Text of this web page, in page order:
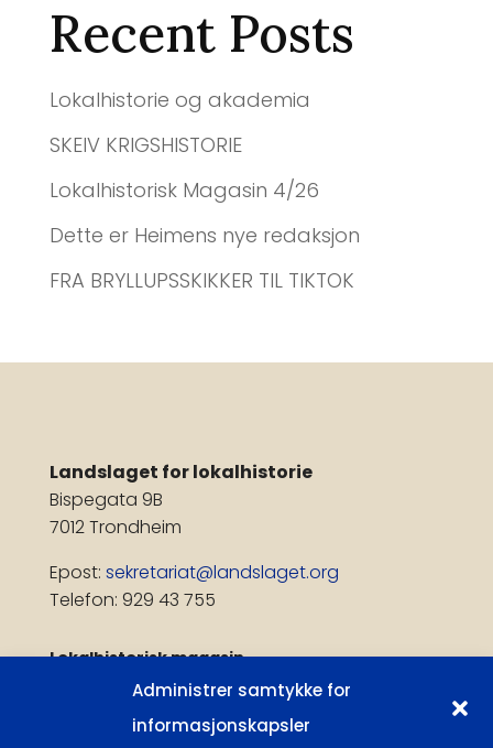
Administrer samtykke for
informasjonskapsler
Recent Posts
Lokalhistorie og akademia
SKEIV KRIGSHISTORIE
Lokalhistorisk Magasin 4/26
Dette er Heimens nye redaksjon
FRA BRYLLUPSSKIKKER TIL TIKTOK
Landslaget for lokalhistorie
Bispegata 9B
7012 Trondheim
Epost: sekretariat@landslaget.org
Telefon: 929 43 755
Lokalhistorisk magasin
Få publiseringsvarsel